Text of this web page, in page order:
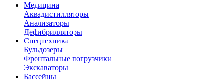
Медицина
Аквадистилляторы
Анализаторы
Дефибрилляторы
Спецтехника
Бульдозеры
Фронтальные погрузчики
Экскаваторы
Бассейны